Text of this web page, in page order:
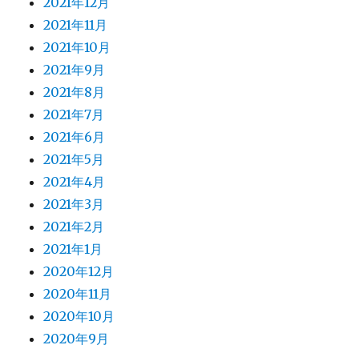
2021年11月
2021年10月
2021年9月
2021年8月
2021年7月
2021年6月
2021年5月
2021年4月
2021年3月
2021年2月
2021年1月
2020年12月
2020年11月
2020年10月
2020年9月